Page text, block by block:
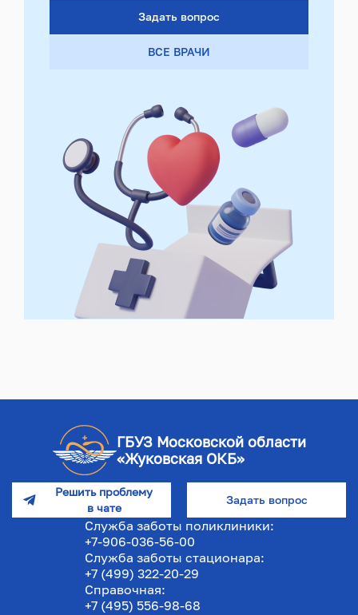
Задать вопрос
ВСЕ ВРАЧИ
ГБУЗ Московской области
«Жуковская ОКБ»
Решить проблему
в чате
Задать вопрос
Служба заботы поликлиники:
+7-906-036-56-00
Служба заботы стационара:
+7 (499) 322-20-29
Справочная:
+7 (495) 556-98-68